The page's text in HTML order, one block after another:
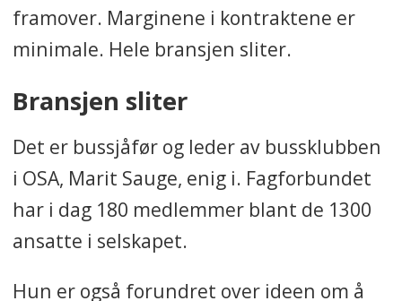
framover. Marginene i kontraktene er
minimale. Hele bransjen sliter.
Bransjen sliter
Det er bussjåfør og leder av bussklubben
i OSA, Marit Sauge, enig i. Fagforbundet
har i dag 180 medlemmer blant de 1300
ansatte i selskapet.
Hun er også forundret over ideen om å